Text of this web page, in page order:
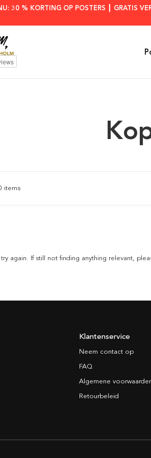
30 % KORTING OP POSTERS ┃ GRATIS
items
again. If still not finding anything relevant,
Klantenservice
Neem contact op
FAQ
Algemene
Retourbeleid